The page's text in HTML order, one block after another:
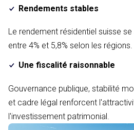
Rendements stables
Le rendement résidentiel suisse
entre 4% et 5,8% selon les régions.
Une fiscalité raisonnable
Gouvernance publique, stabilité
et cadre légal renforcent
l'investissement patrimonial.